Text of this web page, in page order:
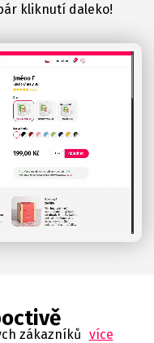
kliknutí daleko!
zákazníků více